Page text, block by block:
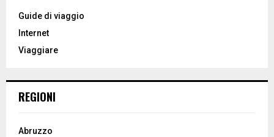
o
:
Guide di viaggio
Internet
Viaggiare
REGIONI
Abruzzo